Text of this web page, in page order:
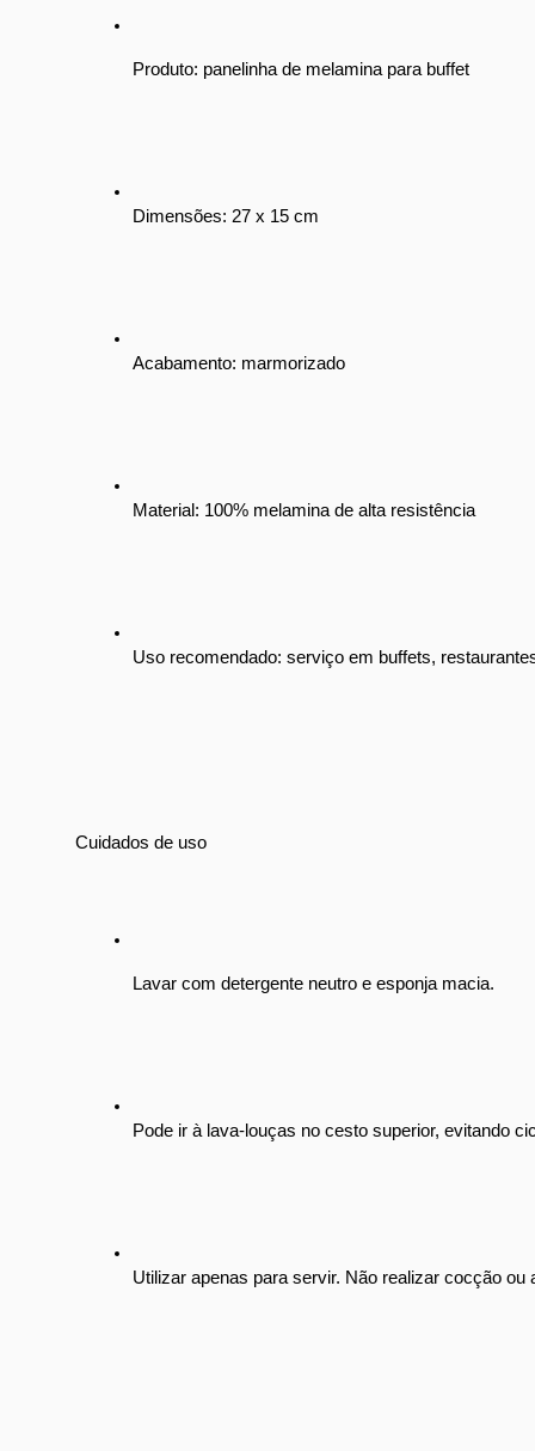
Produto: panelinha de melamina para buffet
Dimensões: 27 x 15 cm
Acabamento: marmorizado
Material: 100% melamina de alta resistência
Uso recomendado: serviço em buffets,
Cuidados de uso
Lavar com detergente neutro e esponja macia.
Pode ir à lava-louças no cesto superior, evitando
Utilizar apenas para servir. Não realizar cocção ou